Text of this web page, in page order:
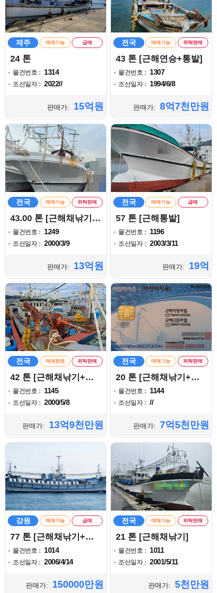
제주 매매가능 급매
24 톤
물건번호 : 1314
조선일자 : 2022//
판매가: 15억원
전국 매매가능 위탁판매
43 톤 [근해연승+통발]
물건번호 : 1307
조선일자 : 1994/6/8
판매가: 8억7천만원
전국 매매가능 위탁판매
43.00 톤 [근해채낚기+자망+통발]
물건번호 : 1249
조선일자 : 2000/3/9
판매가: 13억원
전국 매매가능 급매
57 톤 [근해통발]
물건번호 : 1196
조선일자 : 2003/3/11
판매가: 19억
전국 매매완료 위탁판매
42 톤 [근해채낚기+자망+통발]
물건번호 : 1145
조선일자 : 2000/5/8
판매가: 13억9천만원
전국 매매가능 위탁판매
20 톤 [근해채낚기+자망]
물건번호 : 1144
조선일자 : //
판매가: 7억5천만원
강원 매매가능 급매
77 톤 [근해채낚기+자망]
물건번호 : 1014
조선일자 : 2006/4/14
판매가: 150000만원
전국 매매가능 위탁판매
21 톤 [근해채낚기]
물건번호 : 1011
조선일자 : 2001/5/11
판매가: 5천만원